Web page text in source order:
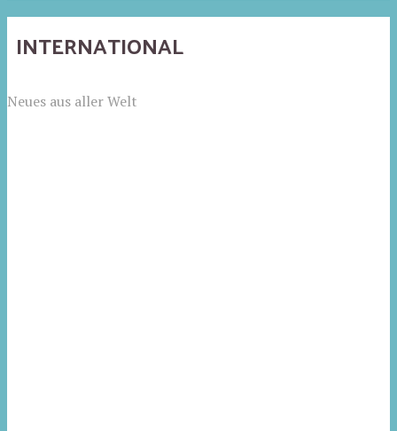
INTERNATIONAL
Neues aus aller Welt